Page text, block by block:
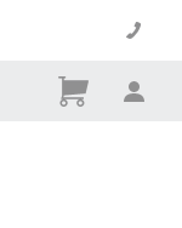
Корзина
Ничего